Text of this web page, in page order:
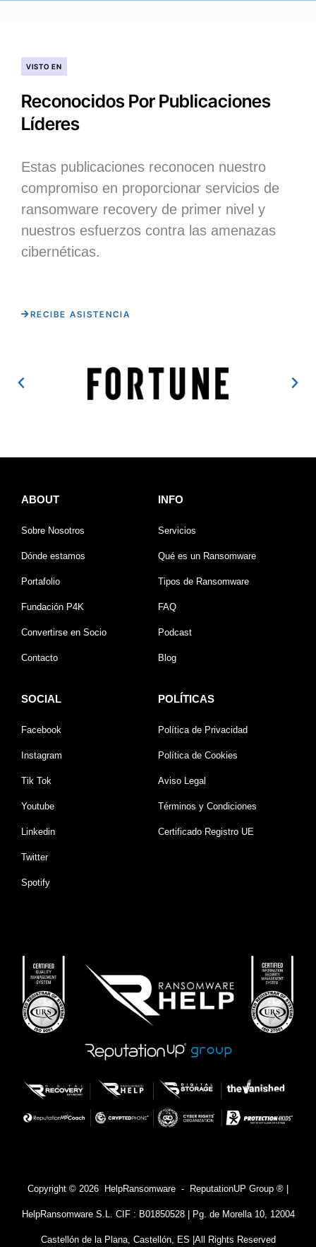
VISTO EN
Reconocidos Por Publicaciones
Líderes
Estas publicaciones reconocen nuestro
compromiso en proporcionar servicios de
ransomware recovery de primer nivel y
nuestros esfuerzos contra las amenazas
cibernéticas.
RECIBE ASISTENCIA
ABOUT
Sobre Nosotros
Dónde estamos
Portafolio
Fundación P4K
Convertirse en Socio
Contacto
INFO
Servicios
Qué es un Ransomware
Tipos de Ransomware
FAQ
Podcast
Blog
SOCIAL
Facebook
Instagram
Tik Tok
Youtube
Linkedin
Twitter
Spotify
POLÍTICAS
Política de Privacidad
Política de Cookies
Aviso Legal
Términos y Condiciones
Certificado Registro UE
Copyright © 2026 HelpRansomware - ReputationUP Group ® |
HelpRansomware S.L. CIF : B01850528 | Pg. de Morella 10, 12004
Castellón de la Plana, Castellón, ES | All Rights Reserved